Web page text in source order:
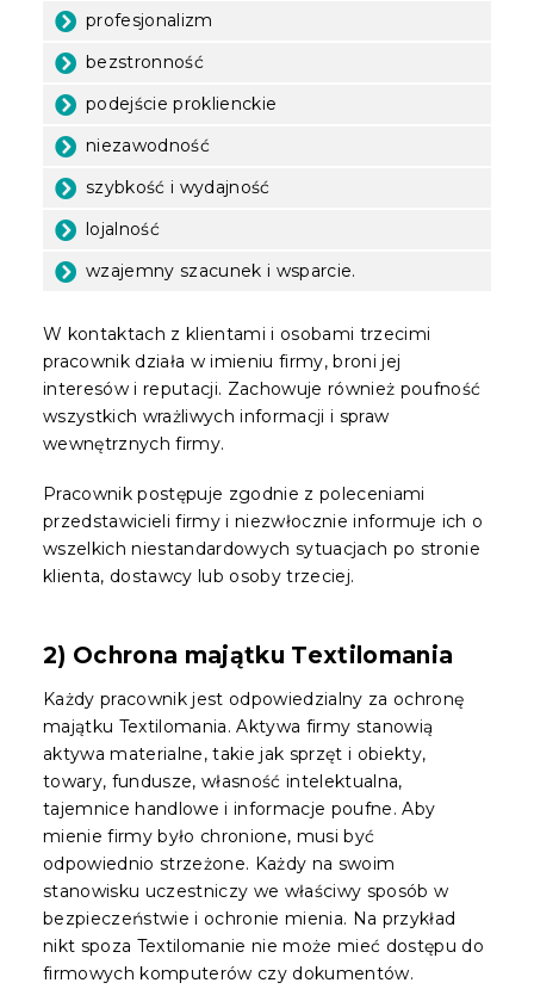
profesjonalizm
bezstronność
podejście proklienckie
niezawodność
szybkość i wydajność
lojalność
wzajemny szacunek i wsparcie.
W kontaktach z klientami i osobami trzecimi
pracownik działa w imieniu firmy, broni jej
interesów i reputacji. Zachowuje również poufność
wszystkich wrażliwych informacji i spraw
wewnętrznych firmy.
Pracownik postępuje zgodnie z poleceniami
przedstawicieli firmy i niezwłocznie informuje ich o
wszelkich niestandardowych sytuacjach po stronie
klienta, dostawcy lub osoby trzeciej.
2) Ochrona majątku Textilomania
Każdy pracownik jest odpowiedzialny za ochronę
majątku Textilomania. Aktywa firmy stanowią
aktywa materialne, takie jak sprzęt i obiekty,
towary, fundusze, własność intelektualna,
tajemnice handlowe i informacje poufne. Aby
mienie firmy było chronione, musi być
odpowiednio strzeżone. Każdy na swoim
stanowisku uczestniczy we właściwy sposób w
bezpieczeństwie i ochronie mienia. Na przykład
nikt spoza Textilomanie nie może mieć dostępu do
firmowych komputerów czy dokumentów.